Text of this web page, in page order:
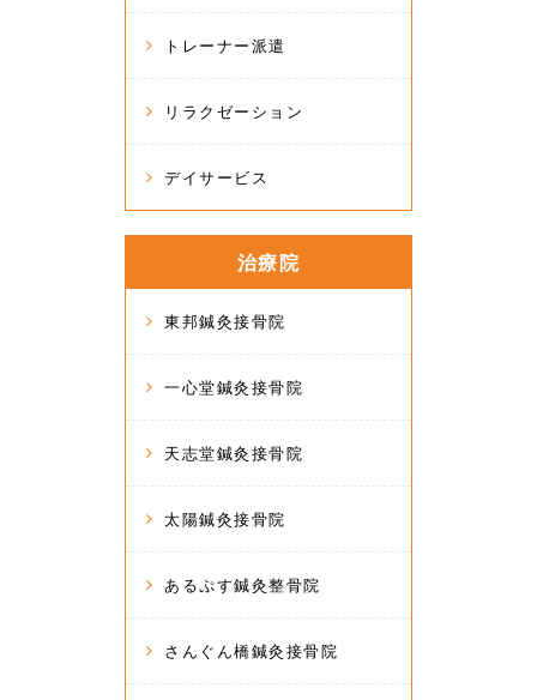
トレーナー派遣
リラクゼーション
デイサービス
治療院
東邦鍼灸接骨院
一心堂鍼灸接骨院
天志堂鍼灸接骨院
太陽鍼灸接骨院
あるぷす鍼灸整骨院
さんぐん橋鍼灸接骨院